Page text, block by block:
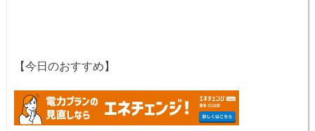
【今日のおすすめ】